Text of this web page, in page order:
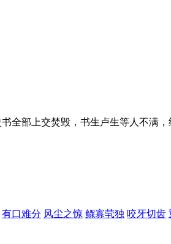
全部上交焚毁，书生卢生等人不满，
有口难分 风尘之惊 鳏寡茕独 咬牙切齿